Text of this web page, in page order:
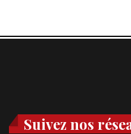
Suivez nos